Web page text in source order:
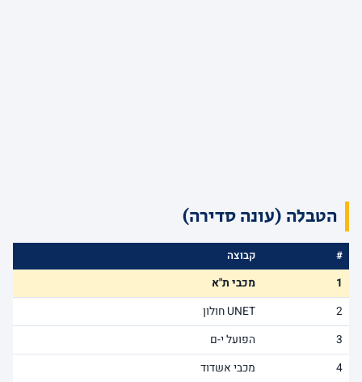
הטבלה (עונה סדירה)
#
קבוצה
1
מכבי ת"א
2
UNET חולון
3
הפועל י-ם
4
מכבי אשדוד